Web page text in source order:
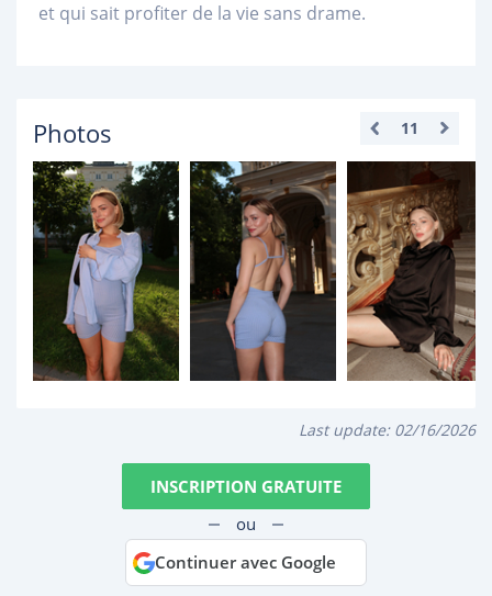
et qui sait profiter de la vie sans drame.
Photos 11
Last update: 02/16/2026
INSCRIPTION GRATUITE
ou
Continuer avec Google